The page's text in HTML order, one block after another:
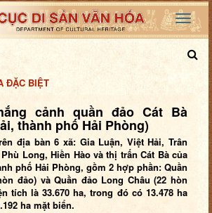
ĐẶC BIỆT
cảnh quần đảo Cát Bà
thành phố Hải Phòng)
địa bàn 6 xã: Gia Luận, Việt Hải, Trân
Long, Hiền Hào và thị trấn Cát Bà của
phố Hải Phòng, gồm 2 hợp phần: Quần
đảo) và Quần đảo Long Châu (22 hòn
tích là 33.670 ha, trong đó có 13.478 ha
ha mặt biển.